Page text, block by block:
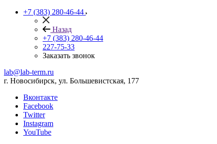
+7 (383) 280-46-44
Назад
+7 (383) 280-46-44
227-75-33
Заказать звонок
lab@lab-term.ru
г. Новосибирск, ул. Большевистская, 177
Вконтакте
Facebook
Twitter
Instagram
YouTube